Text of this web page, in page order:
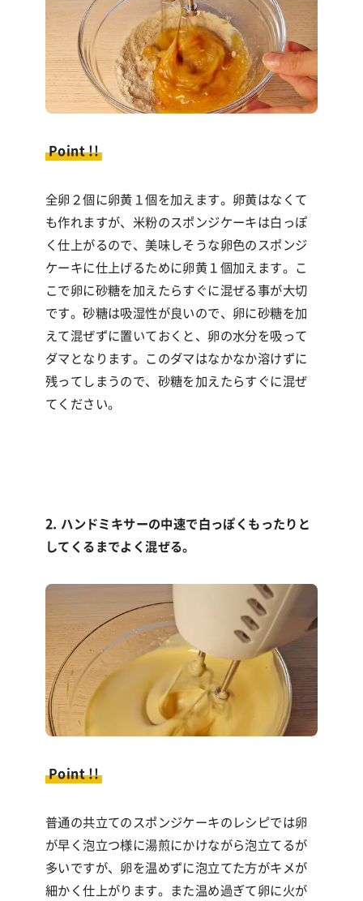
Point !!
全卵２個に卵黄１個を加えます。卵黄はなくて
も作れますが、米粉のスポンジケーキは白っぽ
く仕上がるので、美味しそうな卵色のスポンジ
ケーキに仕上げるために卵黄１個加えます。こ
こで卵に砂糖を加えたらすぐに混ぜる事が大切
です。砂糖は吸湿性が良いので、卵に砂糖を加
えて混ぜずに置いておくと、卵の水分を吸って
ダマとなります。このダマはなかなか溶けずに
残ってしまうので、砂糖を加えたらすぐに混ぜ
てください。
2. ハンドミキサーの中速で白っぽくもったりと
してくるまでよく混ぜる。
Point !!
普通の共立てのスポンジケーキのレシピでは卵
が早く泡立つ様に湯煎にかけながら泡立てるが
多いですが、卵を温めずに泡立てた方がキメが
細かく仕上がります。また温め過ぎて卵に火が